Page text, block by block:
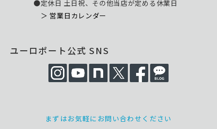
●定休日 土日祝、その他当店が定める休業日
＞ 営業日カレンダー
ユーロポート公式 SNS
まずはお気軽にお問い合わせください